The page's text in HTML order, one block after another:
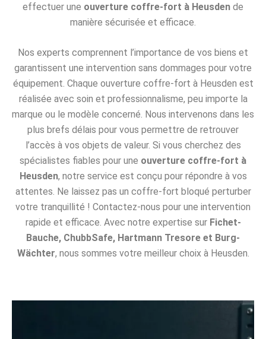
effectuer une ouverture coffre-fort à Heusden de
manière sécurisée et efficace.
Nos experts comprennent l’importance de vos biens et
garantissent une intervention sans dommages pour votre
équipement. Chaque ouverture coffre-fort à Heusden est
réalisée avec soin et professionnalisme, peu importe la
marque ou le modèle concerné. Nous intervenons dans les
plus brefs délais pour vous permettre de retrouver
l’accès à vos objets de valeur. Si vous cherchez des
spécialistes fiables pour une ouverture coffre-fort à
Heusden, notre service est conçu pour répondre à vos
attentes. Ne laissez pas un coffre-fort bloqué perturber
votre tranquillité ! Contactez-nous pour une intervention
rapide et efficace. Avec notre expertise sur Fichet-
Bauche, ChubbSafe, Hartmann Tresore et Burg-
Wächter, nous sommes votre meilleur choix à Heusden.